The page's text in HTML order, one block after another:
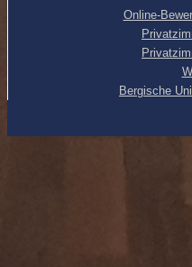
Online-
Bergische